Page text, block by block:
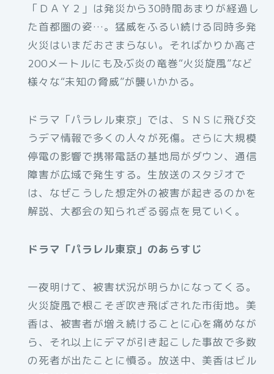
「ＤＡＹ２」は発災から30時間あまりが経過し
た首都圏の姿…。猛威をふるい続ける同時多発
火災はいまだおさまらない。そればかりか高さ
200メートルにも及ぶ炎の竜巻“火災旋風”など
様々な“未知の脅威”が襲いかかる。
ドラマ「パラレル東京」では、ＳＮＳに飛び交
うデマ情報で多くの人々が死傷。さらに大規模
停電の影響で携帯電話の基地局がダウン、通信
障害が広域で発生する。生放送のスタジオで
は、なぜこうした想定外の被害が起きるのかを
解説、大都会の知られざる弱点を見ていく。
ドラマ「パラレル東京」のあらすじ
一夜明けて、被害状況が明らかになってくる。
火災旋風で根こそぎ吹き飛ばされた市街地。美
香は、被害者が増え続けることに心を痛めなが
ら、それ以上にデマが引き起こした事故で多数
の死者が出たことに憤る。放送中、美香はビル